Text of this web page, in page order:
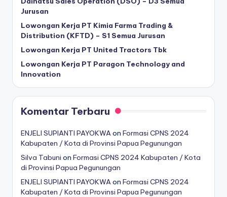
Jurusan
Lowongan Kerja PT Kimia Farma Trading &
Distribution (KFTD) – S1 Semua Jurusan
Lowongan Kerja PT United Tractors Tbk
Lowongan Kerja PT Paragon Technology and
Innovation
Komentar Terbaru
ENJELI SUPIANTI PAYOKWA on Formasi CPNS 2024
Kabupaten / Kota di Provinsi Papua Pegunungan
Silva Tabuni on Formasi CPNS 2024 Kabupaten / Kota
di Provinsi Papua Pegunungan
ENJELI SUPIANTI PAYOKWA on Formasi CPNS 2024
Kabupaten / Kota di Provinsi Papua Pegunungan